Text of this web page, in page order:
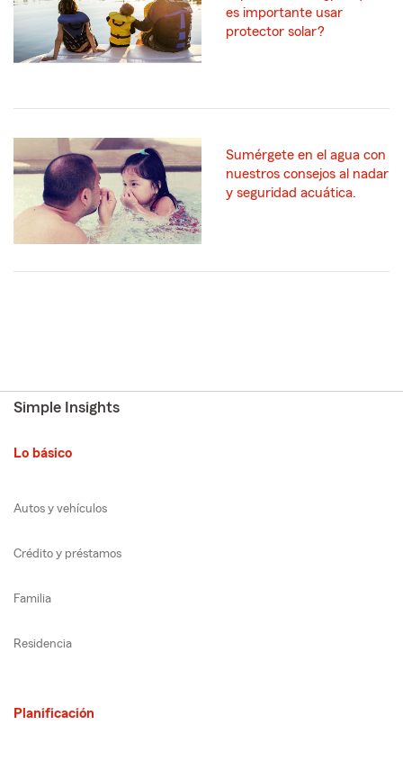
es importante usar
protector solar?
Sumérgete en el agua con
nuestros consejos al nadar
y seguridad acuática.
Simple Insights
Lo básico
Autos y vehículos
Crédito y préstamos
Familia
Residencia
Planificación